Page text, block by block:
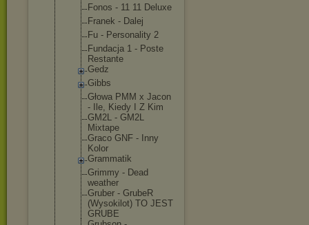
Fonos - 11 11 Deluxe
Franek - Dalej
Fu - Personality 2
Fundacja 1 - Poste
Restante
Gedz
Gibbs
Głowa PMM x Jacon
- Ile, Kiedy I Z Kim
GM2L - GM2L
Mixtape
Graco GNF - Inny
Kolor
Grammatik
Grimmy - Dead
weather
Gruber - GrubeR
(Wysokilot) TO JEST
GRUBE